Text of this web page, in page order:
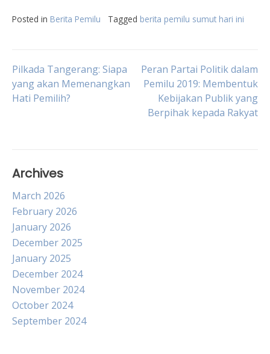
Posted in Berita Pemilu Tagged berita pemilu sumut hari ini
Post
navigation
Pilkada Tangerang: Siapa
yang akan Memenangkan
Hati Pemilih?
Peran Partai Politik dalam
Pemilu 2019: Membentuk
Kebijakan Publik yang
Berpihak kepada Rakyat
Archives
March 2026
February 2026
January 2026
December 2025
January 2025
December 2024
November 2024
October 2024
September 2024